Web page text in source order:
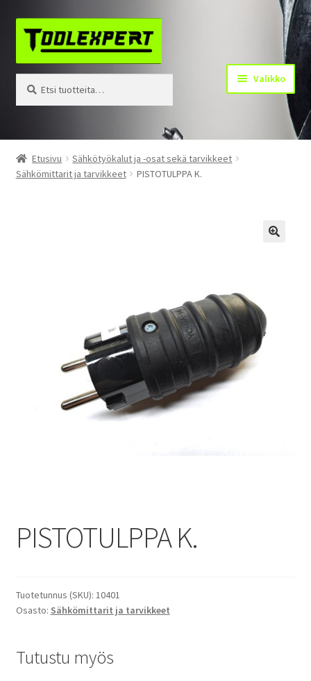
Siirry
navigointiin
Siirry
sisältöön
Valikko
Tuotteet
Yhteystiedot
Etusivu
Sähkötyökalut ja -osat sekä tarvikkeet
Sähkömittarit ja tarvikkeet
PISTOTULPPA K.
PISTOTULPPA K.
Tuotetunnus (SKU): 10401
Osasto: Sähkömittarit ja tarvikkeet
Tutustu myös